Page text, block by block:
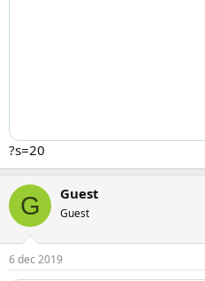
?s=20
G Guest
Guest
6 dec 2019